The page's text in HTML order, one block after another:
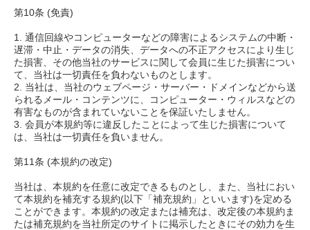
第10条 (免責)
1. 通信回線やコンピューターなどの障害によるシステムの中断・
遅滞・中止・データの消失、データへの不正アクセスにより生じ
た損害、その他当社のサービスに関して会員に生じた損害につい
て、当社は一切責任を負わないものとします。
2. 当社は、当社のウェブページ・サーバー・ドメインなどから送
られるメール・コンテンツに、コンピューター・ウィルスなどの
有害なものが含まれていないことを保証いたしません。
3. 会員が本規約等に違反したことによって生じた損害について
は、当社は一切責任を負いません。
第11条 (本規約の改定)
当社は、本規約を任意に改定できるものとし、また、当社におい
て本規約を補充する規約(以下「補充規約」といいます)を定める
ことができます。本規約の改定または補充は、改定後の本規約ま
たは補充規約を当社所定のサイトに掲示したときにその効力を生